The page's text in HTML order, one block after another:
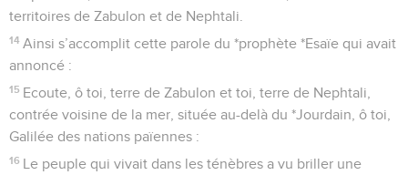
Jésus appelle quatre pêcheurs
Un jour qu’il marchait au bord du lac de Galilée, il vit deux
frères : *Simon (qu’on appelle aussi Pierre), et André, son
frère, qui lançaient un filet dans le lac, car ils étaient
pêcheurs.
19 Il leur dit : —Suivez-moi et je ferai de vous des pêcheurs
d’hommes.